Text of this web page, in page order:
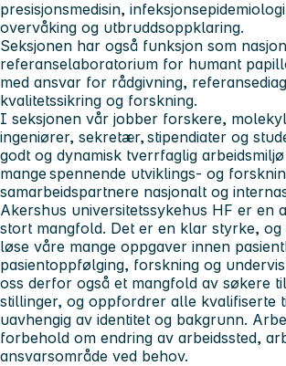
presisjonsmedisin,
overvåking og utbruddsoppklaring.
Seksjonen har også funksjon som
referanselaboratorium for humant
med ansvar for rådgivning,
kvalitetssikring og forskning.
I seksjonen vår jobber forskere,
ingeniører, sekretær, stipendiater og
godt og dynamisk tverrfaglig
mange spennende utviklings- og
samarbeidspartnere nasjonalt og
Akershus universitetssykehus HF er en
stort mangfold. Det er en klar styrke,
løse våre mange oppgaver innen
pasientoppfølging, forskning og
oss derfor også et mangfold av søkere
stillinger, og oppfordrer alle kvalifiserte
uavhengig av identitet og bakgrunn.
forbehold om endring av arbeidssted,
ansvarsområde ved behov.